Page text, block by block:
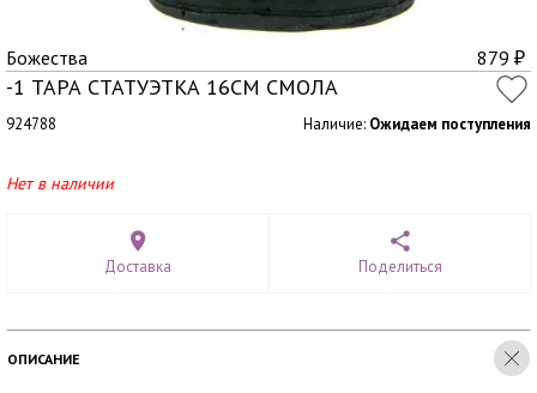
Божества 879 ₽
-1 ТАРА СТАТУЭТКА 16СМ СМОЛА
924788 Наличие: Ожидаем поступления
Нет в наличии
Доставка Поделиться
ОПИСАНИЕ